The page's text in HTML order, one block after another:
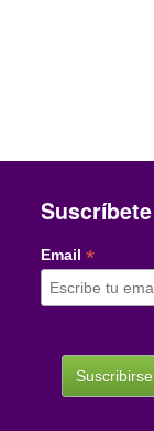
Email *